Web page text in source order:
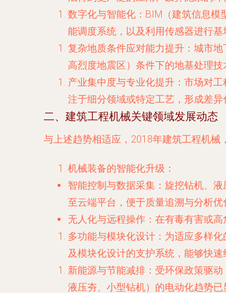
数字化与智能化 ：BIM（建筑信息
能调度系统，以及利用传感器进行
复杂地质条件应对能力提升 ：城市
高烈度地震区）条件下的地基处理
产业集中度与专业化提升 ：市场对
注于细分领域或特定工艺，形成差异
二、建筑工程机械关键领域发展动态
与上述趋势相适应，2018年建筑工程机械
机械装备的智能化升级 ：
智能控制与数据采集 ：旋挖钻机、
至云端平台，便于质量追溯与分析优
无人化与远程操作 ：在有毒有害或
多功能与模块化设计 ：为适应多样
及模块化设计的支护系统，能够快速
新能源与节能减排 ：受环保政策驱
液压夯、小型钻机）的电动化趋势已